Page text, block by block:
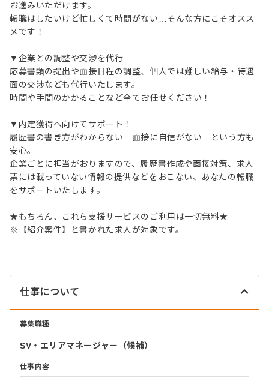
お進みいただけます。
転職はしたいけど忙しくて時間がない…そんな方にこそオスス
メです！
▼企業との調整や交渉を代行
応募書類の提出や面接日程の調整、個人では難しい給与・待遇
面の交渉なども代行いたします。
時間や手間のかかることなど全てお任せください！
▼内定獲得へ向けてサポート！
履歴書の書き方がわからない…面接に自信がない…という方も
安心。
企業ごとに担当がおりますので、履歴書作成や面接対策、求人
票には載っていない情報の提供などをおこない、あなたの転職
をサポートいたします。
★もちろん、これら支援サービスのご利用は一切無料★
※【紹介案件】と書かれた求人が対象です。
仕事について
募集職種
SV・エリアマネージャー（候補）
仕事内容